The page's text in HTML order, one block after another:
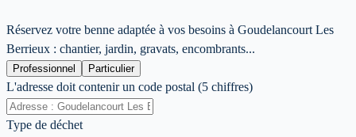
Réservez votre benne adaptée à vos besoins à Goudelancourt Les
Berrieux : chantier, jardin, gravats, encombrants...
Professionnel Particulier
L'adresse doit contenir un code postal (5 chiffres)
Type de déchet